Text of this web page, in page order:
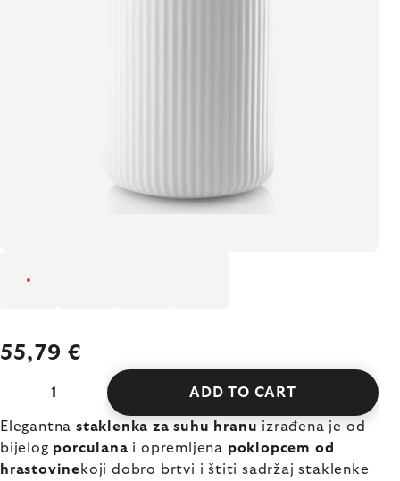
55,79 €
ADD TO CART
Elegantna staklenka za suhu hranu izrađena je od
bijelog porculana i opremljena poklopcem od
hrastovinekoji dobro brtvi i štiti sadržaj staklenke